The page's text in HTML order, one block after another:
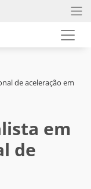
de aceleração em
em
de